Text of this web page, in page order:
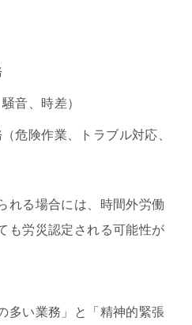
音、時差）
危険作業、トラブル対応、
れる場合には、時間外労働
も労災認定される可能性が
多い業務」と「精神的緊張